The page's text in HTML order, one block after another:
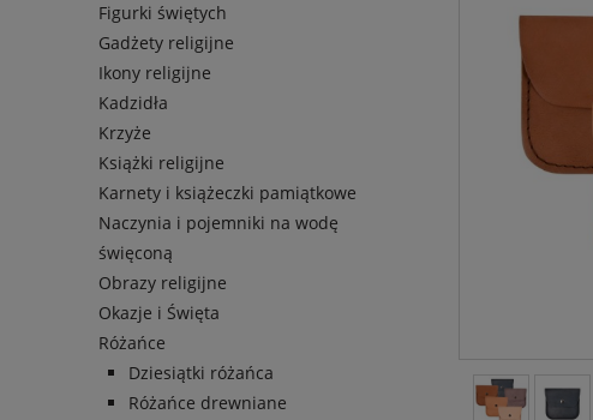
Figurki świętych
Gadżety religijne
Ikony religijne
Kadzidła
Krzyże
Książki religijne
Karnety i książeczki pamiątkowe
Naczynia i pojemniki na wodę
święconą
Obrazy religijne
Okazje i Święta
Różańce
Dziesiątki różańca
Różańce drewniane